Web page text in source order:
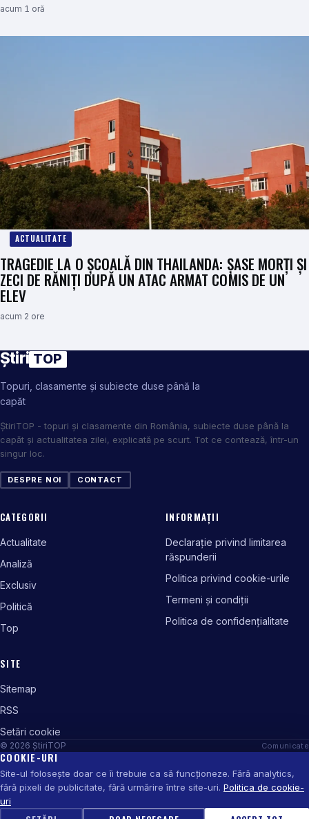
acum 1 oră
ACTUALITATE
TRAGEDIE LA O ȘCOALĂ DIN THAILANDA: ȘASE MORȚI ȘI
ZECI DE RĂNIȚI DUPĂ UN ATAC ARMAT COMIS DE UN
ELEV
acum 2 ore
Știri TOP
Topuri, clasamente și subiecte duse până la
capăt
ȘtiriTOP - topuri și clasamente din România, subiecte duse până la
capăt și actualitatea zilei, explicată pe scurt. Tot ce contează, într-un
singur loc.
DESPRE NOI CONTACT
CATEGORII
Actualitate
Analiză
Exclusiv
Politică
Top
INFORMAȚII
Declarație privind limitarea
răspunderii
Politica privind cookie-urile
Termeni și condiții
Politica de confidențialitate
SITE
Sitemap
RSS
Setări cookie
© 2026 ȘtiriTOP Comunicate
COOKIE-URI
Site-ul folosește doar ce îi trebuie ca să funcționeze. Fără analytics,
fără pixeli de publicitate, fără urmărire între site-uri. Politica de cookie-
uri